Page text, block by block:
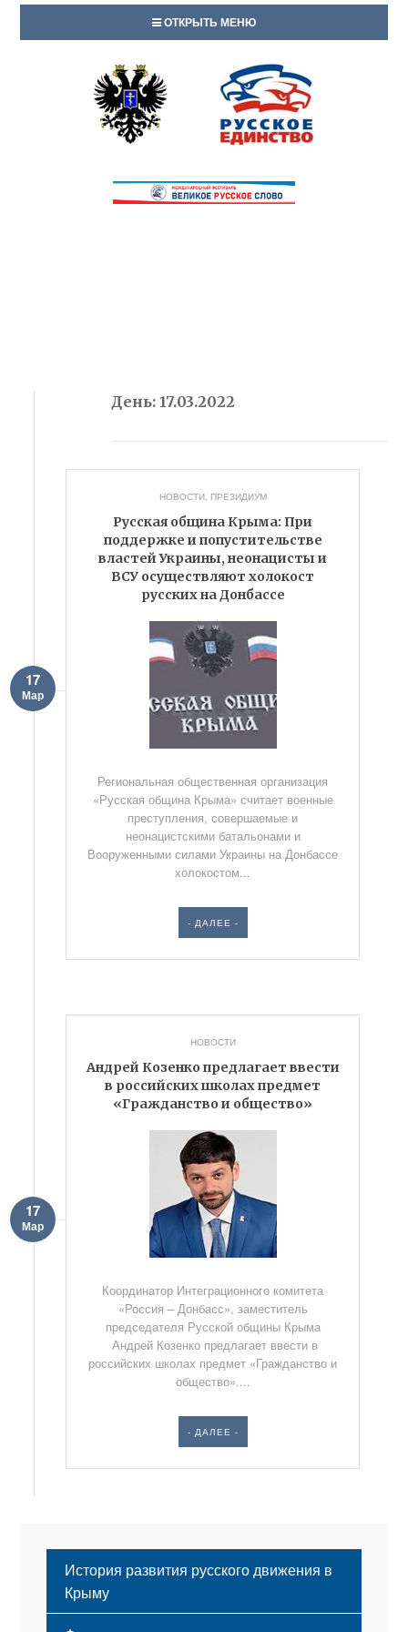
ОТКРЫТЬ МЕНЮ
День:17.03.2022
НОВОСТИ, ПРЕЗИДИУМ
Русская община Крыма: При
поддержке и попустительстве
властей Украины, неонацисты и
ВСУ осуществляют холокост
русских на Донбассе
17
Мар
Региональная общественная организация
«Русская община Крыма» считает военные
преступления, совершаемые и
неонацистскими батальонами и
Вооруженными силами Украины на Донбассе
холокостом...
- ДАЛЕЕ -
НОВОСТИ
Андрей Козенко предлагает ввести
в российских школах предмет
«Гражданство и общество»
17
Мар
Координатор Интеграционного комитета
«Россия – Донбасс», заместитель
председателя Русской общины Крыма
Андрей Козенко предлагает ввести в
российских школах предмет «Гражданство и
общество»....
- ДАЛЕЕ -
История развития русского движения в
Крыму